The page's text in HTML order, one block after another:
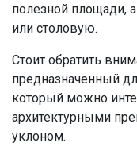
полезной площади,
или столовую.
Стоит обратить
предназначенный
который можно
архитектурными
уклоном.